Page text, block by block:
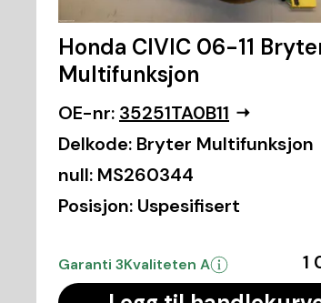
Honda CIVIC 06-11
Multifunksjon
OE-nr: 35251TA0B11
Delkode: Bryter Multifunksjon
null: MS260344
Posisjon: Uspesifisert
Garanti 3Kvaliteten A 1